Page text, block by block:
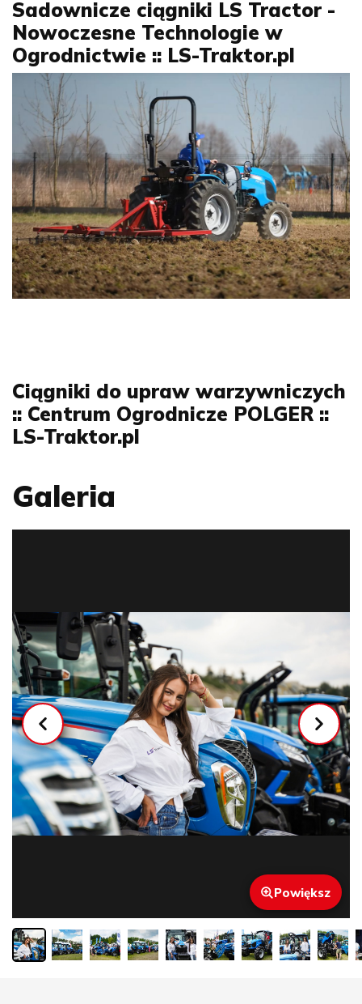
Sadownicze ciągniki LS Tractor -
Nowoczesne Technologie w
Ogrodnictwie :: LS-Traktor.pl
Ciągniki do upraw warzywniczych
:: Centrum Ogrodnicze POLGER ::
LS-Traktor.pl
Galeria
Powiększ